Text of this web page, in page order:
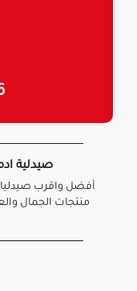
صيدلية
أفضل واقرب
منتجات الجمال